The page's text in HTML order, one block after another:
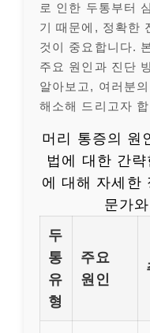
로 인한 두통부터
기 때문에, 정확한
것이 중요합니다.
주요 원인과 진단
알아보고, 여러분
해소해 드리고자
머리 통증의 원
법에 대한 간
에 대해 자세한
문가
두
통
유
형
주요
원인